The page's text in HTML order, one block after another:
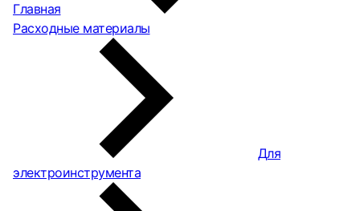
Главная
Расходные материалы
Для
электроинструмента